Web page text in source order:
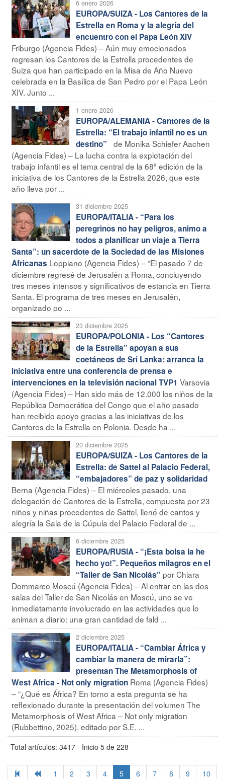
6 enero 2026
EUROPA/SUIZA - Los Cantores de la
Estrella en Roma y la alegría del
encuentro con el Papa León XIV
Friburgo (Agencia Fides) – Aún muy emocionados
regresan los Cantores de la Estrella procedentes de
Suiza que han participado en la Misa de Año Nuevo
celebrada en la Basílica de San Pedro por el Papa León
XIV. Junto ...
1 enero 2026
EUROPA/ALEMANIA - Cantores de la
Estrella: “El trabajo infantil no es un
destino”
de Monika Schiefer Aachen
(Agencia Fides) – La lucha contra la explotación del
trabajo infantil es el tema central de la 68ª edición de la
iniciativa de los Cantores de la Estrella 2026, que este
año lleva por ...
31 diciembre 2025
EUROPA/ITALIA - “Para los
peregrinos no hay peligros, animo a
todos a planificar un viaje a Tierra
Santa”: un sacerdote de la Sociedad de las Misiones
Africanas Loppiano (Agencia Fides) – “El pasado 7 de
diciembre regresé de Jerusalén a Roma, concluyendo
tres meses intensos y significativos de estancia en Tierra
Santa. El programa de tres meses en Jerusalén,
organizado po ...
23 diciembre 2025
EUROPA/POLONIA - Los “Cantores
de la Estrella” apoyan a sus
coetáneos de Sri Lanka: arranca la
iniciativa entre una conferencia de prensa e
intervenciones en la televisión nacional TVP1 Varsovia
(Agencia Fides) – Han sido más de 12.000 los niños de la
República Democrática del Congo que el año pasado
han recibido apoyo gracias a las iniciativas de los
Cantores de la Estrella en Polonia. Desde ha ...
20 diciembre 2025
EUROPA/SUIZA - Los Cantores de la
Estrella: de Sattel al Palacio Federal,
“embajadores” de paz y solidaridad
Berna (Agencia Fides) – El miércoles pasado, una
delegación de Cantores de la Estrella, compuesta por 23
niños y niñas procedentes de Sattel, llenó de cantos y
alegría la Sala de la Cúpula del Palacio Federal de ...
6 diciembre 2025
EUROPA/RUSIA - “¡Esta bolsa la he
hecho yo!”. Pequeños milagros en el
“Taller de San Nicolás” por Chiara
Dommarco Moscú (Agencia Fides) – Al entrar en las dos
salas del Taller de San Nicolás en Moscú, uno se ve
inmediatamente involucrado en las actividades que lo
animan a diario: una gran cantidad de fald ...
2 diciembre 2025
EUROPA/ITALIA - “Cambiar África y
cambiar la manera de mirarla”:
presentan The Metamorphosis of
West Africa - Not only migration Roma (Agencia Fides)
– “¿Qué es África? En torno a esta pregunta se ha
reflexionado durante la presentación del volumen The
Metamorphosis of West Africa – Not only migration
(Rubbettino, 2025), editado por S.E. ...
Total artículos: 3417 - Inicio 5 de 228
1 2 3 4 5 6 7 8 9
10